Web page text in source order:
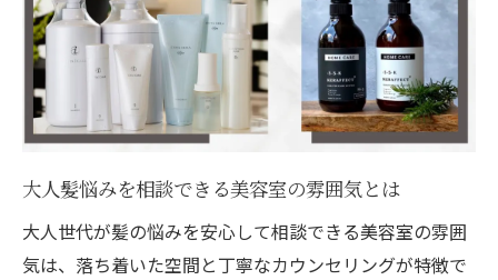
大人髪悩みを相談できる美容室の雰囲気とは
大人世代が髪の悩みを安心して相談できる美容室の雰囲
気は、落ち着いた空間と丁寧なカウンセリングが特徴で